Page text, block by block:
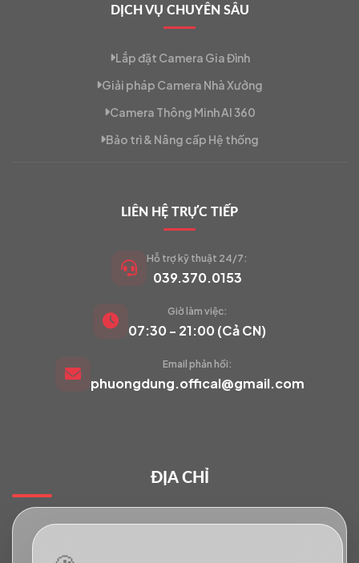
VIETCAM.VN
Đang trực tuyến
DỊCH VỤ CHUYÊN SÂU
Lắp đặt Camera Gia Đình
Giải pháp Camera Nhà Xưởng
Camera Thông Minh AI 360
Bảo trì & Nâng cấp Hệ thống
LIÊN HỆ TRỰC TIẾP
Hỗ trợ kỹ thuật 24/7:
039.370.0153
Giờ làm việc:
07:30 - 21:00 (Cả CN)
Email phản hồi:
phuongdung.offical@gmail.com
ĐỊA CHỈ